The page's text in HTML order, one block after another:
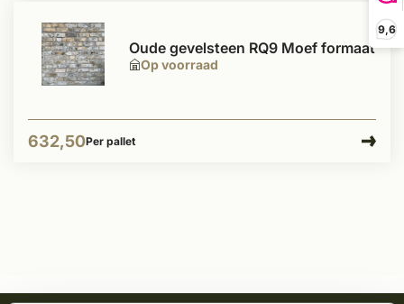
9,6
Op voorraad
Oude gevelsteen RQ9 Moef formaat
632,50Per pallet